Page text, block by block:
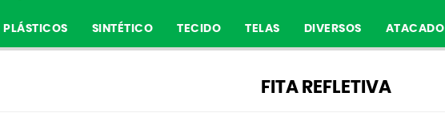
PLÁSTICOS SINTÉTICO TECIDO TELAS DIVERSOS ATACADO
FITA REFLETIVA